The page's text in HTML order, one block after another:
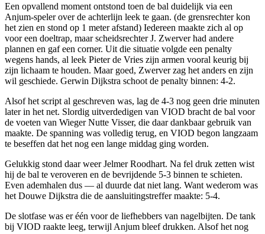
Een opvallend moment ontstond toen de bal duidelijk via een
Anjum-speler over de achterlijn leek te gaan. (de grensrechter kon
het zien en stond op 1 meter afstand) Iedereen maakte zich al op
voor een doeltrap, maar scheidsrechter J. Zwerver had andere
plannen en gaf een corner. Uit die situatie volgde een penalty
wegens hands, al leek Pieter de Vries zijn armen vooral keurig bij
zijn lichaam te houden. Maar goed, Zwerver zag het anders en zijn
wil geschiede. Gerwin Dijkstra schoot de penalty binnen: 4-2.
Alsof het script al geschreven was, lag de 4-3 nog geen drie minuten
later in het net. Slordig uitverdedigen van VIOD bracht de bal voor
de voeten van Wieger Nutte Visser, die daar dankbaar gebruik van
maakte. De spanning was volledig terug, en VIOD begon langzaam
te beseffen dat het nog een lange middag ging worden.
Gelukkig stond daar weer Jelmer Roodhart. Na fel druk zetten wist
hij de bal te veroveren en de bevrijdende 5-3 binnen te schieten.
Even ademhalen dus — al duurde dat niet lang. Want wederom was
het Douwe Dijkstra die de aansluitingstreffer maakte: 5-4.
De slotfase was er één voor de liefhebbers van nagelbijten. De tank
bij VIOD raakte leeg, terwijl Anjum bleef drukken. Alsof het nog